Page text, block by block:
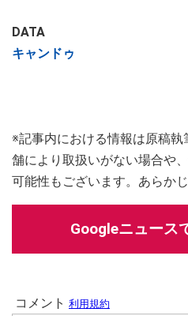
DATA
キャンドゥ
※記事内における情報は原稿
舗により取扱いがない場合や
可能性もございます。あらか
Googleニュース